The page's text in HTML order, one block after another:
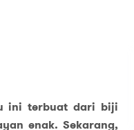
ini terbuat dari biji
enak. Sekarang,